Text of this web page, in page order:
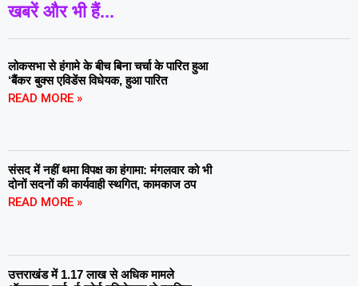
खबरें और भी हैं...
लोकसभा से हंगामे के बीच बिना चर्चा के पारित हुआ
‘बैंकर बुक्स एविडेंस विधेयक, हुआ पारित
READ MORE »
संसद में नहीं थमा विपक्ष का हंगामा: मंगलवार को भी
दोनों सदनों की कार्यवाही स्थगित, कामकाज ठप
READ MORE »
उत्तराखंड में 1.17 लाख से अधिक मामले